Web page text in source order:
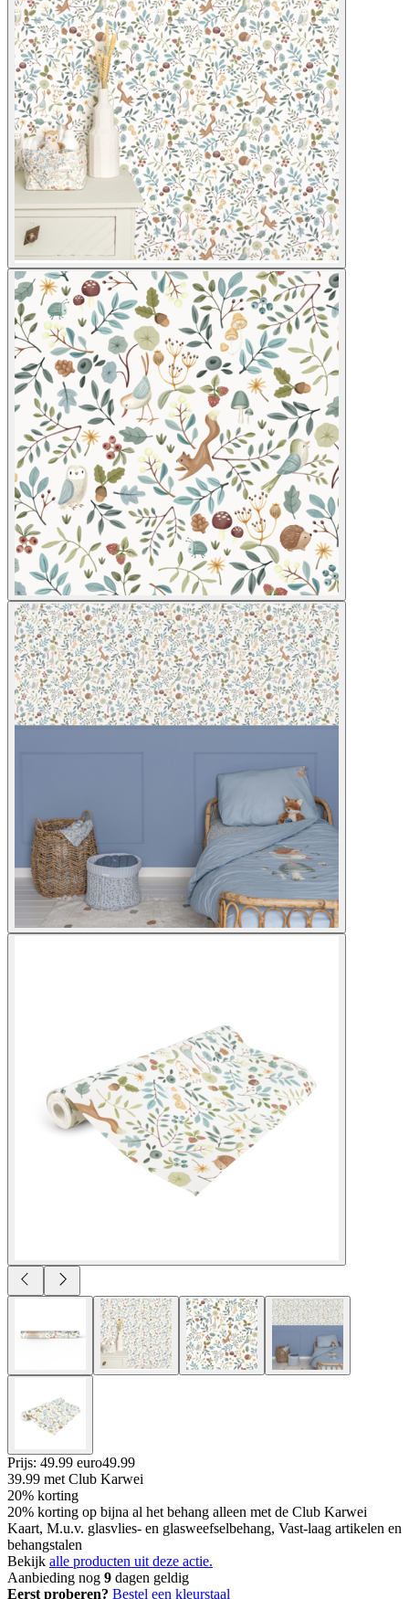
Prijs: 49.99 euro49.99
39.99 met Club Karwei
20% korting
20% korting op bijna al het behang alleen met de Club Karwei
Kaart, M.u.v. glasvlies- en glasweefselbehang, Vast-laag artikelen en
behangstalen
Bekijk alle producten uit deze actie.
Aanbieding nog 9 dagen geldig
Eerst proberen? Bestel een kleurstaal